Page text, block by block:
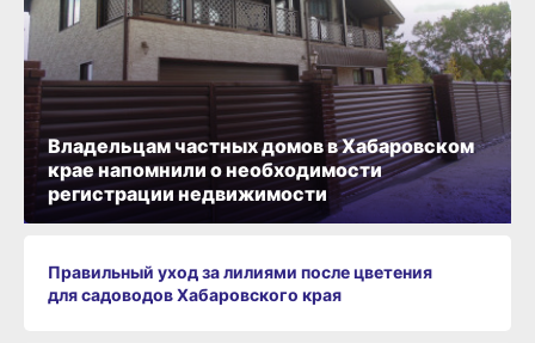
Владельцам частных домов в Хабаровском
крае напомнили о необходимости
регистрации недвижимости
Правильный уход за лилиями после цветения
для садоводов Хабаровского края